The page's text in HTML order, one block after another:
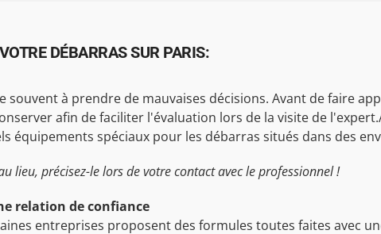
DÉBARRAS SUR PARIS:
souvent à prendre de mauvaises décisions. Avant de faire
afin de faciliter l'évaluation lors de la visite de
équipements spéciaux pour les débarras situés dans des
lieu, précisez-le lors de votre contact avec le professionnel !
relation de confiance
entreprises proposent des formules toutes faites avec